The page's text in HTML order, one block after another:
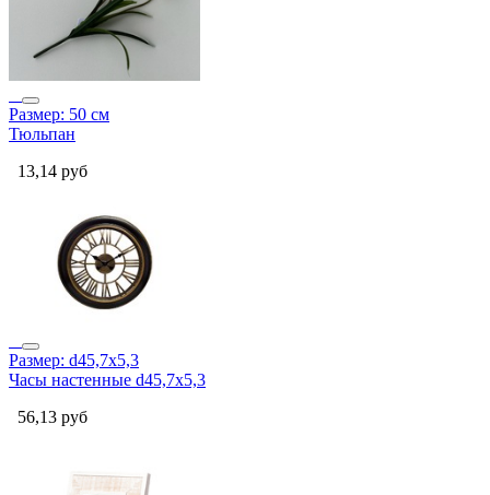
Размер: 50 см
Тюльпан
13,14 руб
Размер: d45,7х5,3
Часы настенные d45,7х5,3
56,13 руб